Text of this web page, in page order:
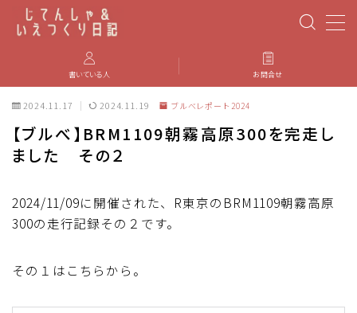
PBP(Paris-Brest-Paris)
エベレスティング
パーツのインプレ・カスタマイズ
書いている人 お問合せ
2024.11.17 2024.11.19 ブルべレポート2024
【ブルべ】BRM1109朝霧高原300を完走し
ました その２
2024/11/09に開催された、R東京のBRM1109朝霧高原
300の走行記録その２です。
その１はこちらから。